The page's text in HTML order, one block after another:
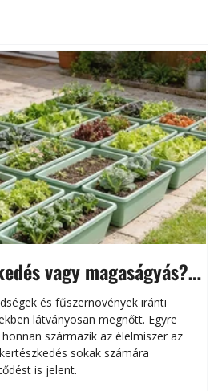
vagy magaságyás?
és fűszernövények iránti
látványosan megnőtt. Egyre
származik az élelmiszer az
sokak számára
is jelent.